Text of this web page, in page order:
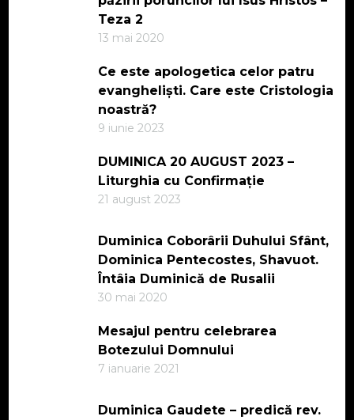
Teza 2
13 mai 2020
Ce este apologetica celor patru
evangheliști. Care este Cristologia
noastră?
9 iunie 2023
DUMINICA 20 AUGUST 2023 –
Liturghia cu Confirmație
21 august 2023
Duminica Coborârii Duhului Sfânt,
Dominica Pentecostes, Shavuot.
Întâia Duminică de Rusalii
30 mai 2020
Mesajul pentru celebrarea
Botezului Domnului
7 ianuarie 2021
Duminica Gaudete – predică rev.